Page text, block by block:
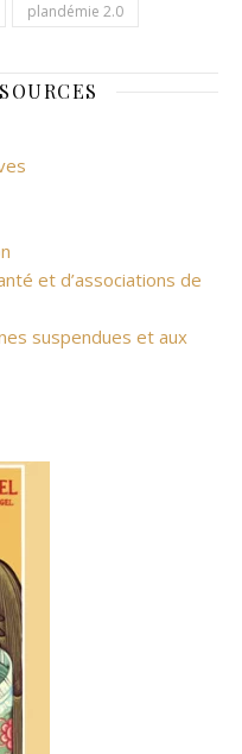
plandémie 2.0
et d’associations de
suspendues et aux